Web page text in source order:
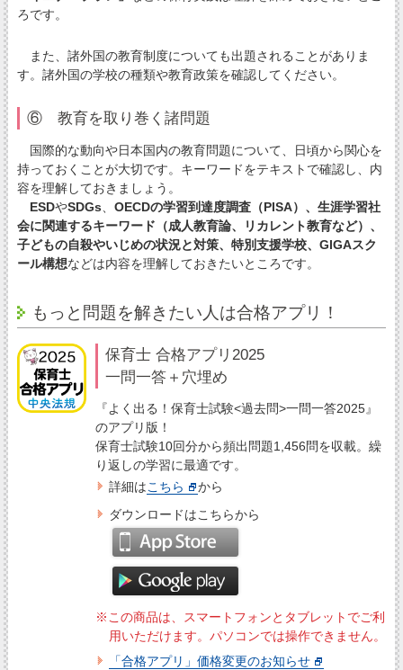
ろです。
また、諸外国の教育制度についても出題されることがありま
す。諸外国の学校の種類や教育政策を確認してください。
⑥ 教育を取り巻く諸問題
国際的な動向や日本国内の教育問題について、日頃から関心を
持っておくことが大切です。キーワードをテキストで確認し、内
容を理解しておきましょう。
ESDやSDGs
OECDの学習到達度調査（PISA）、生涯学習社
会に関連するキーワード（成人教育論、リカレント教育など）、
子どもの自殺やいじめの状況と対策、特別支援学校、GIGAスク
ール構想などは内容を理解しておきたいところです。
もっと問題を解きたい人は合格アプリ！
保育士 合格アプリ2025
一問一答＋穴埋め
『よく出る！保育士試験<過去問>一問一答2025』
のアプリ版！
保育士試験10回分から頻出問題1,456問を収載。繰
り返しの学習に最適です。
詳細はこちら
から
ダウンロードはこちらから
※この商品は、スマートフォンとタブレットでご利
用いただけます。パソコンでは操作できません。
「合格アプリ」価格変更のお知らせ